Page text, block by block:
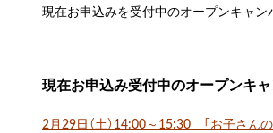
現在お申込みを受付中のオープンキャン
現在お申込み受付中のオープンキ
2月29日（土）14:00～15:30 「お子さんの